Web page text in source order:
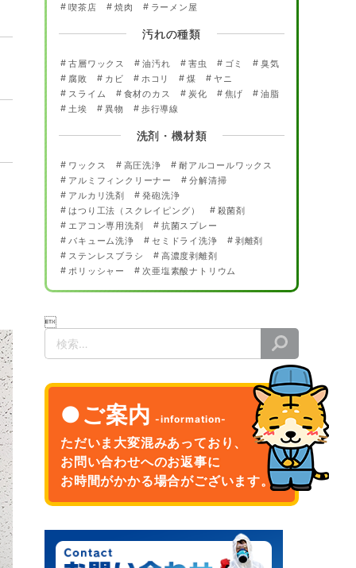
喫茶店
焼肉 ラーメン屋
汚れの種類
古層ワックス 油汚れ 害虫 ゴミ
臭気
腐敗
カビ ホコリ 煤
ヤニ
スライム
食材のカス 炭化 焦げ
油脂
土埃
異物 歩行導線
洗剤・機材類
ワックス 高圧洗浄
耐アルコールワックス
アルミフィンクリーナー
分解清掃
アルカリ洗剤
発砲洗浄
はつり工法（スクレイピング）
殺菌剤
エアコン専用洗剤
抗菌スプレー
バキューム洗浄
セミドライ洗浄
剥離剤
ステンレスブラシ
高濃度剥離剤
ポリッシャー
次亜塩素酸ナトリウム

検
ご案内
ただいま大変混みあっており、
お問い合わせへのお返事に
お時間がかかる場合がございます。